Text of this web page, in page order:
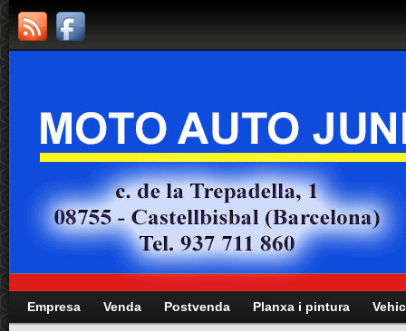
Empresa Venda Postvenda Planxa i pintura